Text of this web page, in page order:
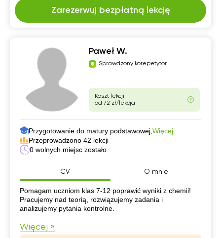
Zarezerwuj bezpłatną lekcję
Paweł W.
Sprawdzony korepetytor
Koszt lekcji
od 72 zł/lekcja
Przygotowanie do matury podstawowej, Więcej
Przeprowadzono 42 lekcji
0 wolnych miejsc zostało
CV O mnie
CV
Pomagam uczniom klas 7-12 poprawić wyniki z chemii!
Pracujemy nad teorią, rozwiązujemy zadania i
analizujemy pytania kontrolne.
Więcej »